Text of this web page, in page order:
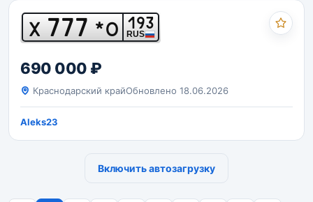
Х 777 *О 193
RUS
690 000 ₽
Краснодарский крайОбновлено 18.06.2026
Aleks23
Включить автозагрузку